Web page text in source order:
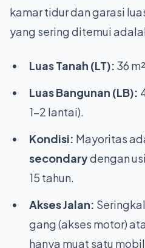
kamar tidur dan garasi
yang sering ditemui
Luas Tanah (LT): 36
Luas Bangunan (LB):
1-2 lantai).
Kondisi: Mayoritas
secondarydengan
15 tahun.
Akses Jalan:
gang (akses motor)
hanya muat satu